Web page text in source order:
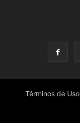
Términos de Uso